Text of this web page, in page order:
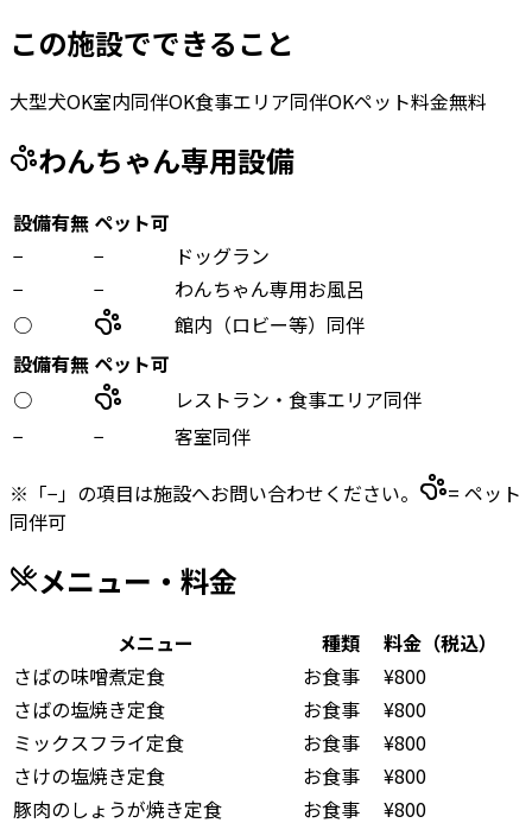
この施設でできること
大型犬OK室内同伴OK食事エリア同伴OKペット料金無料
わんちゃん専用設備
設備有無 ペット可
−
−
ドッグラン
−
−
わんちゃん専用お風呂
○
館内（ロビー等）同伴
設備有無 ペット可
○
レストラン・食事エリア同伴
−
−
客室同伴
※「−」の項目は施設へお問い合わせください。
= ペット
同伴可
メニュー・料金
メニュー 種類
料金（税込）
さばの味噌煮定食
お食事
¥800
さばの塩焼き定食
お食事
¥800
ミックスフライ定食
お食事
¥800
さけの塩焼き定食
お食事
¥800
豚肉のしょうが焼き定食
お食事
¥800